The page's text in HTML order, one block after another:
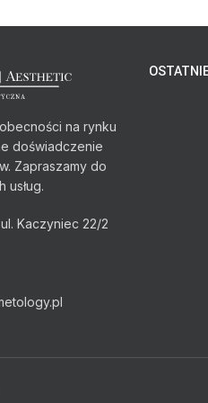
na rynku
doświadczenie
Zapraszamy do
usług.
Kaczyniec 22/2